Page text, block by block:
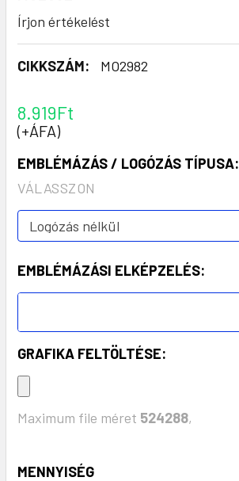
Írjon értékelést
CIKKSZÁM: MO2982
8.919Ft
(+ÁFA)
EMBLÉMÁZÁS / LOGÓZÁS TÍPUSA:
VÁLASSZON
EMBLÉMÁZÁSI ELKÉPZELÉS:
GRAFIKA FELTÖLTÉSE:
Maximum file méret 524288,
KÉSZLET:
MENNYISÉG